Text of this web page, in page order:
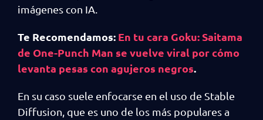
imágenes con IA.
Te Recomendamos: En tu cara Goku: Saitama
de One-Punch Man se vuelve viral por cómo
levanta pesas con agujeros negros.
En su caso suele enfocarse en el uso de Stable
Diffusion, que es uno de los más populares a